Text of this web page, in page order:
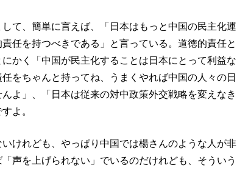
て、簡単に言えば、「日本はもっと中国の民主化運
任を持つべきである」と言っている。道徳的責任と
かく「中国が民主化することは日本にとって利益な
をちゃんと持ってね、うまくやれば中国の人々の日
よ」、「日本は従来の対中政策外交戦略を変えなき
よ。
けれども、やっぱり中国では楊さんのような人が非
声を上げられない」でいるのだけれども、そういう